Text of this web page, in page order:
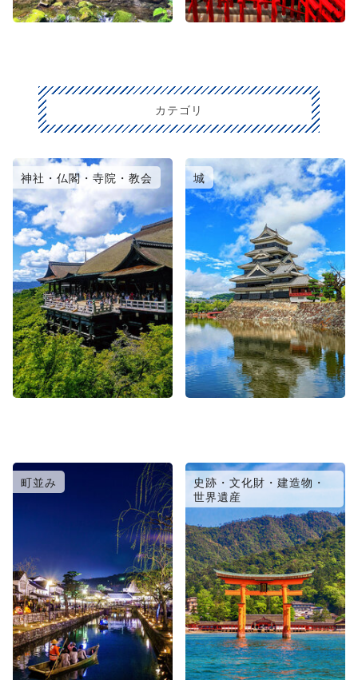
カテゴリ
神社・仏閣・寺院・教会 城
町並み
史跡・文化財・建造物・
世界遺産